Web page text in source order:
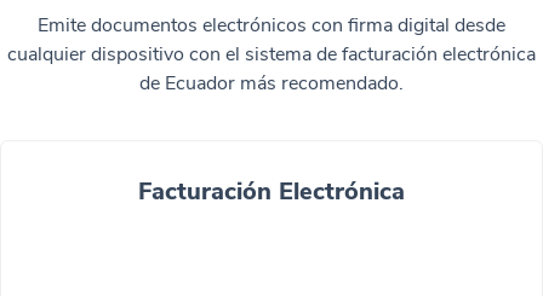
Emite documentos electrónicos con firma digital desde
cualquier dispositivo con el sistema de facturación electrónica
de Ecuador más recomendado.
Facturación Electrónica